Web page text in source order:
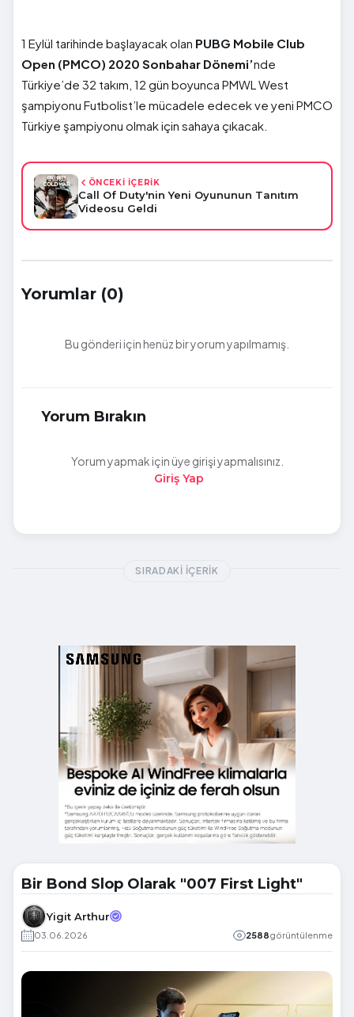
1 Eylül tarihinde başlayacak olan PUBG Mobile Club
Open (PMCO) 2020 Sonbahar Dönemi’nde
Türkiye’de 32 takım, 12 gün boyunca PMWL West
şampiyonu Futbolist’le mücadele edecek ve yeni PMCO
Türkiye şampiyonu olmak için sahaya çıkacak.
ÖNCEKİ İÇERİK
Call Of Duty'nin Yeni Oyununun Tanıtım
Videosu Geldi
Yorumlar (0)
Bu gönderi için henüz bir yorum yapılmamış.
Yorum Bırakın
Yorum yapmak için üye girişi yapmalısınız.
Giriş Yap
SIRADAKI İÇERIK
Bir Bond Slop Olarak "007 First Light"
Yigit Arthur
03.06.2026 2588görüntülenme